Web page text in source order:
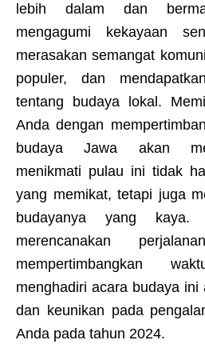
lebih dalam dan
mengagumi kekayaan
merasakan semangat
populer, dan
tentang budaya lokal.
Anda dengan
budaya Jawa akan
menikmati pulau ini tidak
yang memikat, tetapi juga
budayanya yang
merencanakan
mempertimbangkan
menghadiri acara budaya ini
dan keunikan pada
Anda pada tahun 2024.